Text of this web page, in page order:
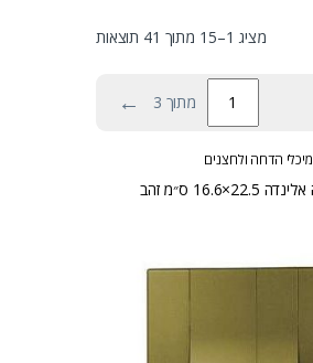
מציג 1–15 מתוך 41 תוצאות
מתוך 3 ←
מיכלי הדחה ולחצנים
לחצני שליטה אלינדה 22.5×16.6 ס״מ זהב